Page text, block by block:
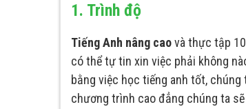
1. Trình độ
Tiếng Anh nâng caovà thực tập
có thể tự tin xin việc phải không
bằng việc học tiếng anh tốt,
chương trình cao đẳng chúng ta